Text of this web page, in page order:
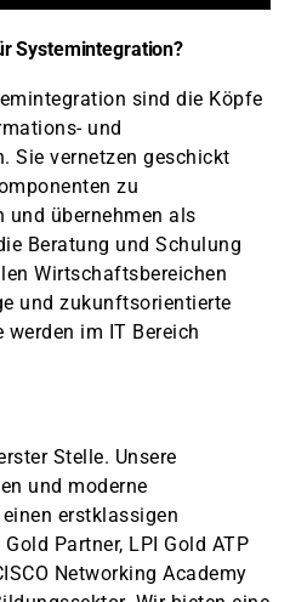
Systemintegration?
sind die Köpfe
und
Sie vernetzen geschickt
zu
und übernehmen als
Beratung und Schulung
Wirtschaftsbereichen
und zukunftsorientierte
im IT Bereich
Stelle. Unsere
und moderne
erstklassigen
Partner, LPI Gold ATP
Networking Academy